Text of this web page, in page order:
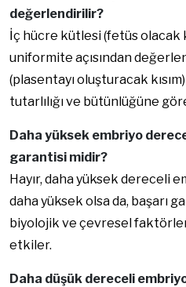
değerlendirilir?
İç hücre kütlesi (fetüs olacak
uniformite açısından
(plasentayı oluşturacak
tutarlılığı ve bütünlüğüne
Daha yüksek embriyo
garantisi midir?
Hayır, daha yüksek dereceli
daha yüksek olsa da, başarı
biyolojik ve çevresel
etkiler.
Daha düşük dereceli